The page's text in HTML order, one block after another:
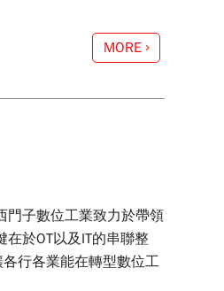
MORE
門子數位工業致力於帶領
於OT以及IT的串聯整
行各業能在轉型數位工